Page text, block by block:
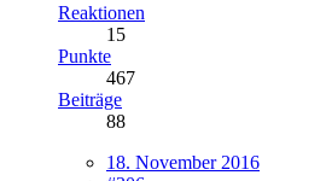
Reaktionen
15
Punkte
467
Beiträge
88
18. November 2016